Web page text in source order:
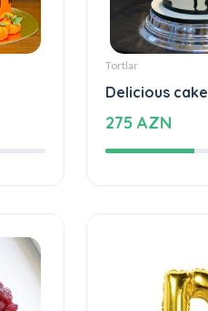
Tortlar
Delicious cake
275 AZN